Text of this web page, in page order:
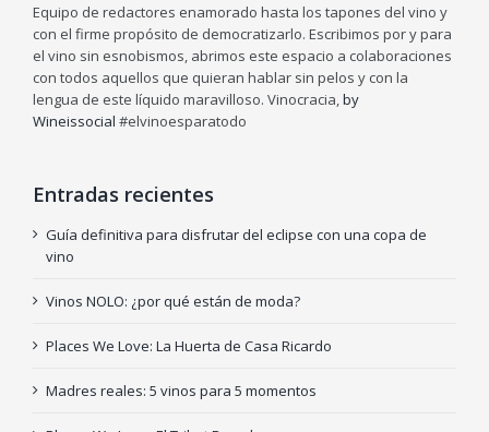
Equipo de redactores enamorado hasta los tapones del vino y
con el firme propósito de democratizarlo. Escribimos por y para
el vino sin esnobismos, abrimos este espacio a colaboraciones
con todos aquellos que quieran hablar sin pelos y con la
lengua de este líquido maravilloso. Vinocracia,by
Wineissocial #elvinoesparatodo
Entradas recientes
Guía definitiva para disfrutar del eclipse con una copa de
vino
Vinos NOLO: ¿por qué están de moda?
Places We Love: La Huerta de Casa Ricardo
Madres reales: 5 vinos para 5 momentos